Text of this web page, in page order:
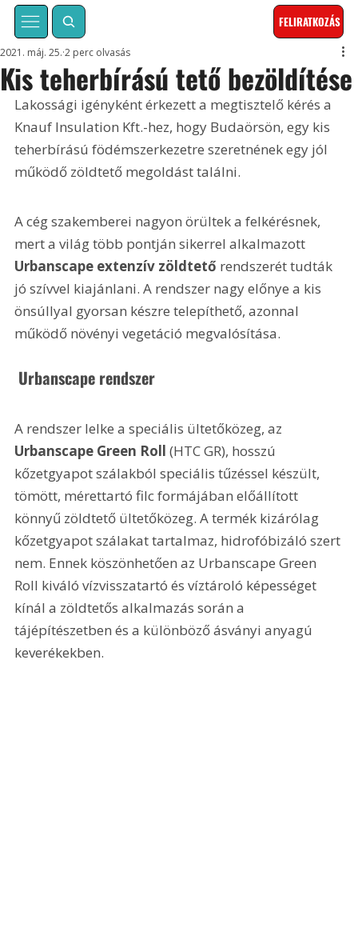
FELIRATKOZÁS
Kis teherbírású tető bezöldítése
2021. máj. 25. 2 perc olvasás
Lakossági igényként érkezett a megtisztelő kérés a
Knauf Insulation Kft.-hez, hogy Budaörsön, egy kis
teherbírású födémszerkezetre szeretnének egy jól
működő zöldtető megoldást találni.
A cég szakemberei nagyon örültek a felkérésnek,
mert a világ több pontján sikerrel alkalmazott
Urbanscape extenzív zöldtető rendszerét tudták
jó szívvel kiajánlani. A rendszer nagy előnye a kis
önsúllyal gyorsan készre telepíthető, azonnal
működő növényi vegetáció megvalósítása.
Urbanscape rendszer
A rendszer lelke a speciális ültetőközeg, az
Urbanscape Green Roll (HTC GR), hosszú
kőzetgyapot szálakból speciális tűzéssel készült,
tömött, mérettartó filc formájában előállított
könnyű zöldtető ültetőközeg. A termék kizárólag
kőzetgyapot szálakat tartalmaz, hidrofóbizáló szert
nem. Ennek köszönhetően az Urbanscape Green
Roll kiváló vízvisszatartó és víztároló képességet
kínál a zöldtetős alkalmazás során a
tájépítészetben és a különböző ásványi anyagú
keverékekben.